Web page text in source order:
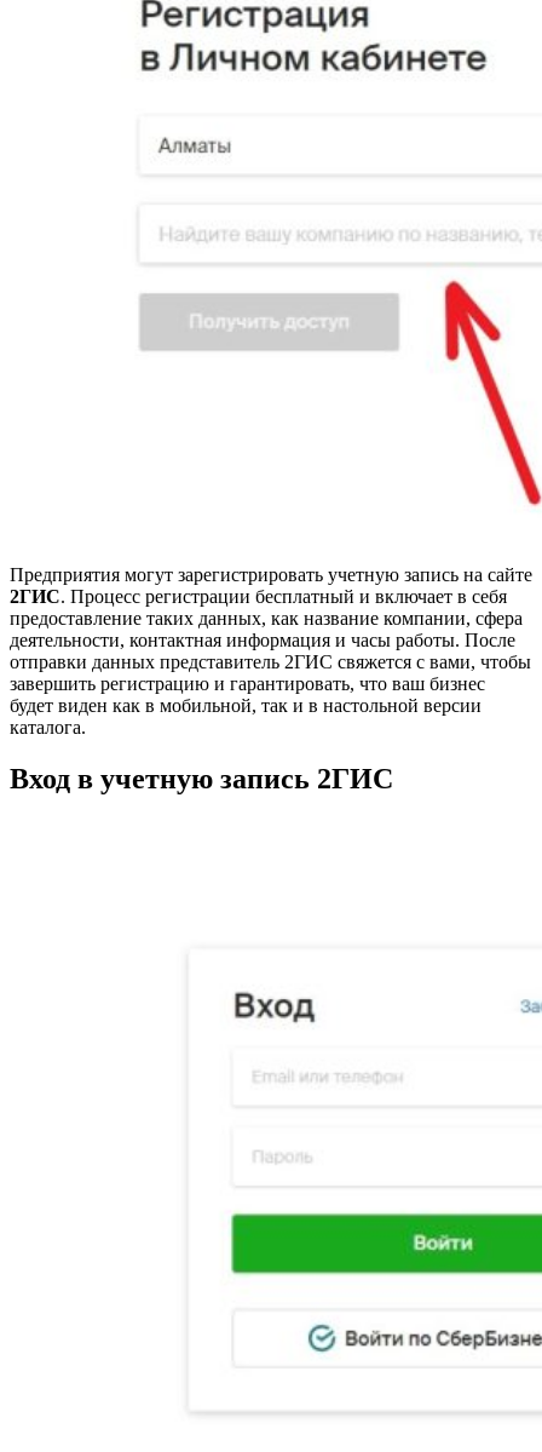
Предприятия могут зарегистрировать учетную запись на сайте
2ГИС. Процесс регистрации бесплатный и включает в себя
предоставление таких данных, как название компании, сфера
деятельности, контактная информация и часы работы. После
отправки данных представитель 2ГИС свяжется с вами, чтобы
завершить регистрацию и гарантировать, что ваш бизнес
будет виден как в мобильной, так и в настольной версии
каталога.
Вход в учетную запись 2ГИС